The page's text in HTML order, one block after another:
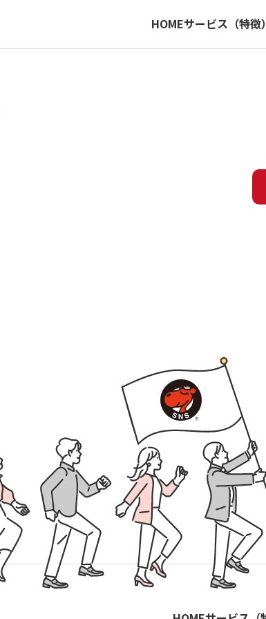
HOMEサービス（特徴）